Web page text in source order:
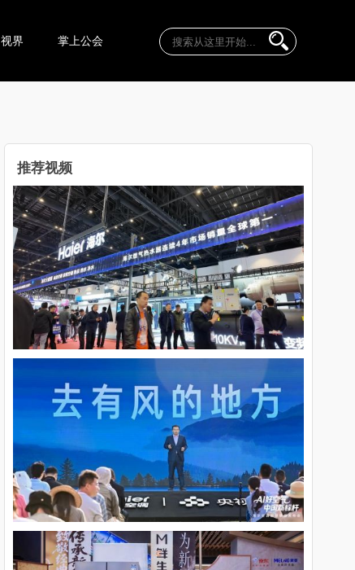
视界 掌上公会
推荐视频